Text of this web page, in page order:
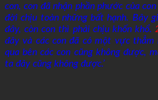
con, con đã nhận phần phước của
đời chịu toàn những bất hạnh. Bây
đây, còn con thì phải chịu khốn khổ.
đây và các con đã có một vực thẳm
qua bên các con cũng không được,
ta đây cũng không được.’